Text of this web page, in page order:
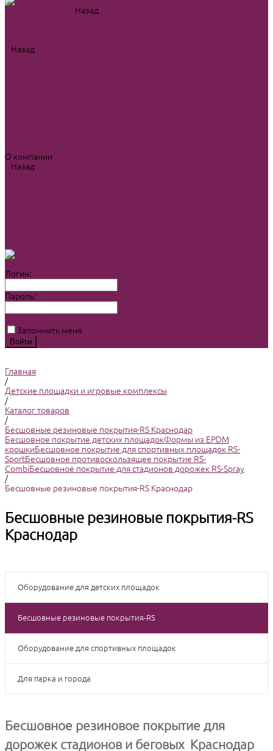
Назад
Назад
О компании
Назад
Логин:
Пароль:
Запомнить меня
Главная
/
Детские площадки и игровые комплексы
/
Каталог товаров
/
Бесшовные резиновые покрытия-RS Краснодар
Бесшовное покрытие детских площадокФормы из EPDM
крошкиБесшовное покрытие для спортивных площадок RS-
SportБесшовное противоскользящее покрытие RS-
CombiБесшовное покрытие для стадионов дорожек RS-Spray
/
Бесшовные резиновые покрытия-RS Краснодар
Бесшовные резиновые покрытия-RS
Краснодар
Оборудование для детских площадок
Бесшовные резиновые покрытия-RS
Оборудование для спортивных площадок
Для парка и города
Бесшовное резиновое покрытие для
дорожек стадионов и беговых Краснодар